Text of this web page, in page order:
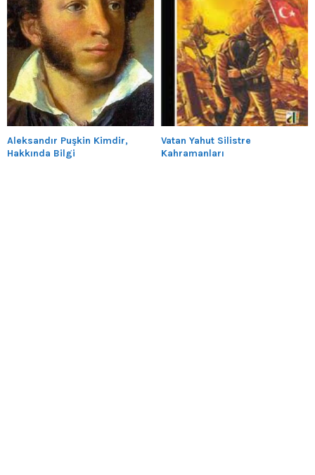
Aleksandır Puşkin Kimdir,
Hakkında Bilgi
Vatan Yahut Silistre
Kahramanları